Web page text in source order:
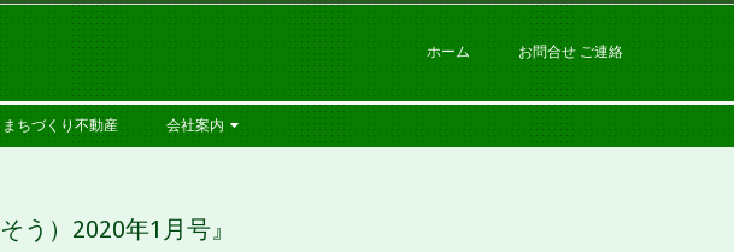
ホーム お問合せ ご連絡
まちづくり不動産 会社案内
う）2020年1月号』